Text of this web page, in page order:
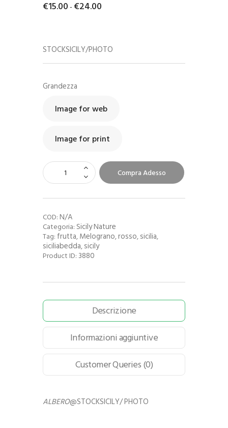
€15.00- €24.00
STOCKSICILY/PHOTO
Grandezza
Image for web
Image for print
Compra Adesso
COD:N/A
Categoria: Sicily Nature
Tag: frutta,Melograno,rosso,sicilia,
siciliabedda,sicily
Product ID: 3880
Descrizione
Informazioni aggiuntive
Customer Queries (0)
ALBERO@STOCKSICILY/ PHOTO